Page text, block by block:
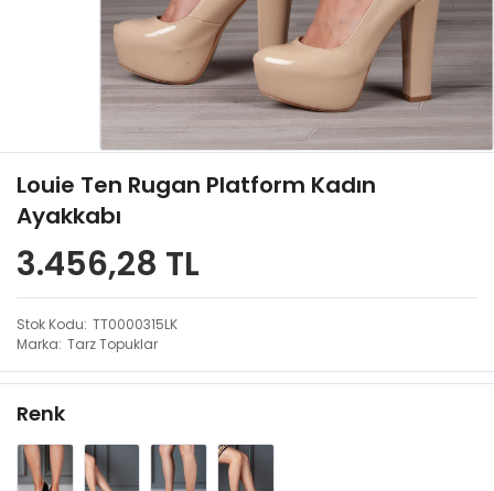
Louie Ten Rugan Platform Kadın
Ayakkabı
3.456,28 TL
Stok Kodu TT0000315LK
Marka Tarz Topuklar
Renk